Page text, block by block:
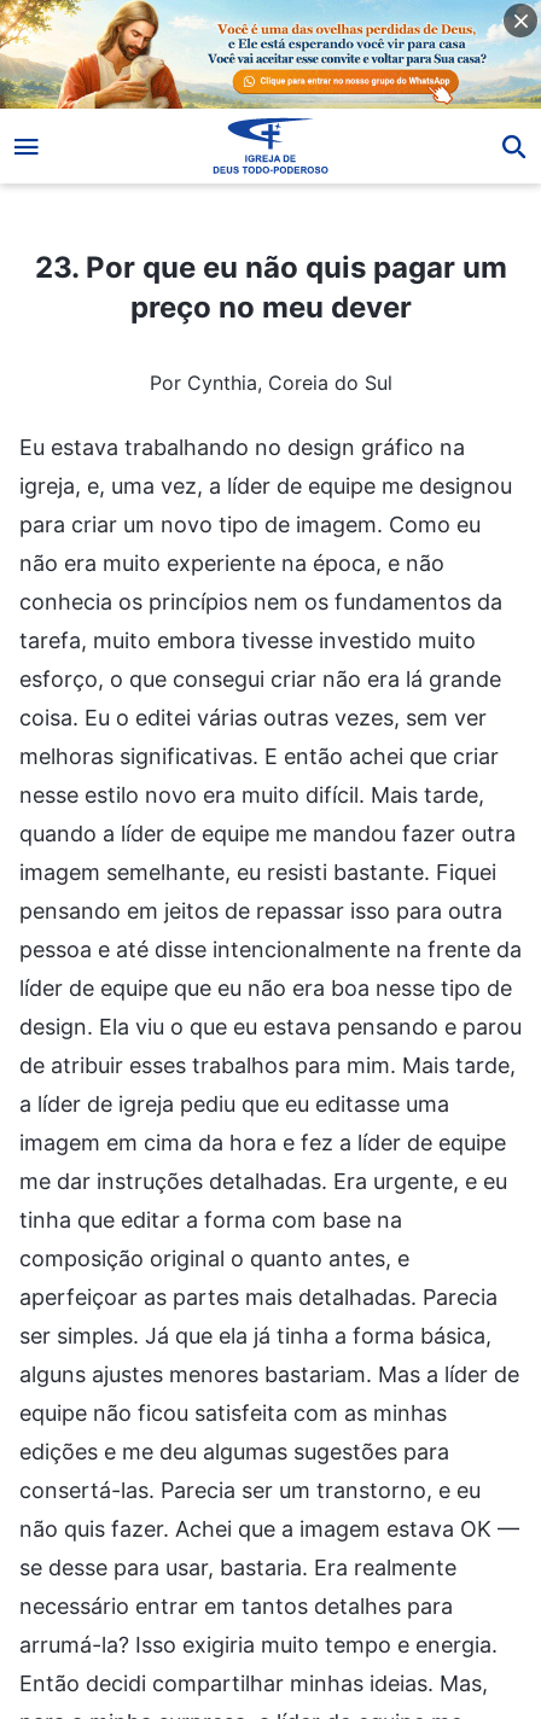
23. Por que eu não quis pagar um preço no meu dever
23. Por que eu não quis pagar um
preço no meu dever
Por Cynthia, Coreia do Sul
Eu estava trabalhando no design gráfico na
igreja, e, uma vez, a líder de equipe me designou
para criar um novo tipo de imagem. Como eu
não era muito experiente na época, e não
conhecia os princípios nem os fundamentos da
tarefa, muito embora tivesse investido muito
esforço, o que consegui criar não era lá grande
coisa. Eu o editei várias outras vezes, sem ver
melhoras significativas. E então achei que criar
nesse estilo novo era muito difícil. Mais tarde,
quando a líder de equipe me mandou fazer outra
imagem semelhante, eu resisti bastante. Fiquei
pensando em jeitos de repassar isso para outra
pessoa e até disse intencionalmente na frente da
líder de equipe que eu não era boa nesse tipo de
design. Ela viu o que eu estava pensando e parou
de atribuir esses trabalhos para mim. Mais tarde,
a líder de igreja pediu que eu editasse uma
imagem em cima da hora e fez a líder de equipe
me dar instruções detalhadas. Era urgente, e eu
tinha que editar a forma com base na
composição original o quanto antes, e
aperfeiçoar as partes mais detalhadas. Parecia
ser simples. Já que ela já tinha a forma básica,
alguns ajustes menores bastariam. Mas a líder de
equipe não ficou satisfeita com as minhas
edições e me deu algumas sugestões para
consertá-las. Parecia ser um transtorno, e eu
não quis fazer. Achei que a imagem estava OK —
se desse para usar, bastaria. Era realmente
necessário entrar em tantos detalhes para
arrumá-la? Isso exigiria muito tempo e energia.
Então decidi compartilhar minhas ideias. Mas,